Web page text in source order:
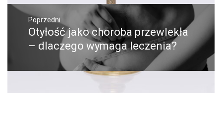
Nawigacja
wpisuPoprzedni
Poprzedni
wpis:
Otyłość jako choroba przewlekła
– dlaczego wymaga leczenia?